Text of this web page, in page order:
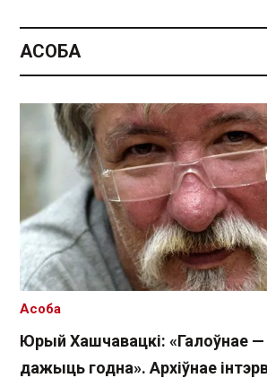
АСОБА
Юрый Хашчавацкі: «Галоўнае
дажыць годна». Архіўнае
Асоба